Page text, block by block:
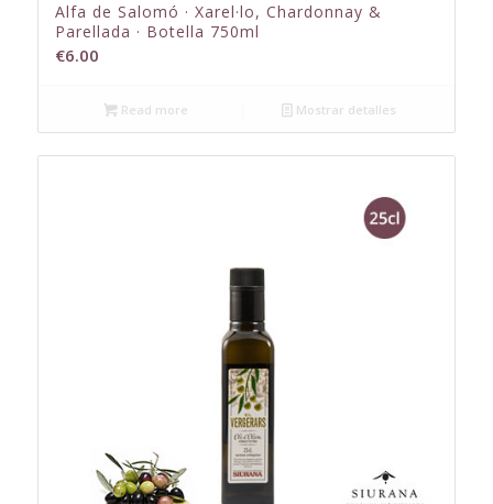
Alfa de Salomó · Xarel·lo, Chardonnay &
Parellada · Botella 750ml
€6.00
Read more Mostrar detalles